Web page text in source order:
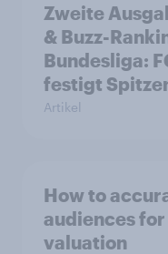
Zweite
& Buzz-
Bundesliga:
festigt
Artikel
How to
audiences
valuation